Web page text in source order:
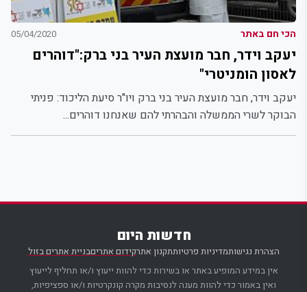
הכי חם באתר 05/04/2020
יעקב וידר, חבר מועצת העיר בני ברק:"דוהרים
לאסון הומניטרי"
יעקב וידר, חבר מועצת העיר בני ברק ויו"ר סיעת הליכוד: פניתי
הבוקר לשרי הממשלה והבהרתי להם שאנחנו דוהרים...
חדשות היום
הצהרת נגישותמדיניות פרטיותתקנון אתרקידום אתריםבניית אתרים בזול
אין במידע המופיע באתר או בשירות כדי להוות ייעוץ ו/או תחליף לייעוץ
ואין באמור כדי להוות מענה לנסיבות מקרה קונקרטיות ו/או ספציפיות,